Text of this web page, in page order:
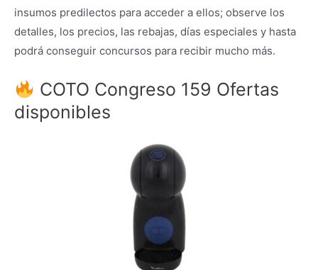
insumos predilectos para acceder a ellos; observe los
detalles, los precios, las rebajas, días especiales y hasta
podrá conseguir concursos para recibir mucho más.
COTO Congreso 159 Ofertas
disponibles